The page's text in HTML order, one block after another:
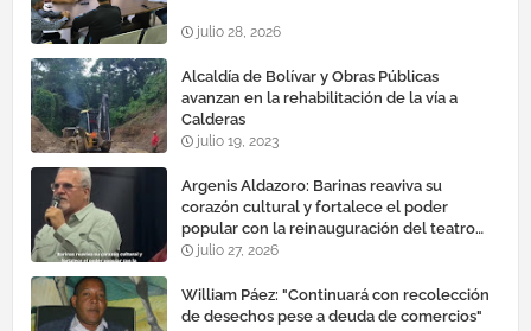
julio 28, 2026
Alcaldía de Bolívar y Obras Públicas
avanzan en la rehabilitación de la vía a
Calderas
julio 19, 2023
Argenis Aldazoro: Barinas reaviva su
corazón cultural y fortalece el poder
popular con la reinauguración del teatro
esteban ruiz guevara
julio 27, 2026
William Páez: "Continuará con recolección
de desechos pese a deuda de comercios"